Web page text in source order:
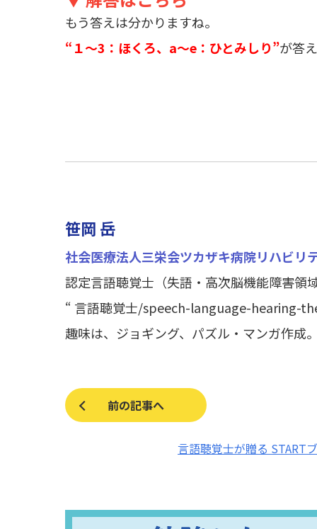
もう答えは分かりますね。
“１～3：ほくろ、a～e：ひとみしり”が答
笹岡 岳
社会医療法人三栄会ツカザキ病院リハビリ
認定言語聴覚士（失語・高次脳機能障害領
“ 言語聴覚士/speech-language-hearing-
趣味は、ジョギング、パズル・マンガ作成
前の記事へ
言語聴覚士が贈る START